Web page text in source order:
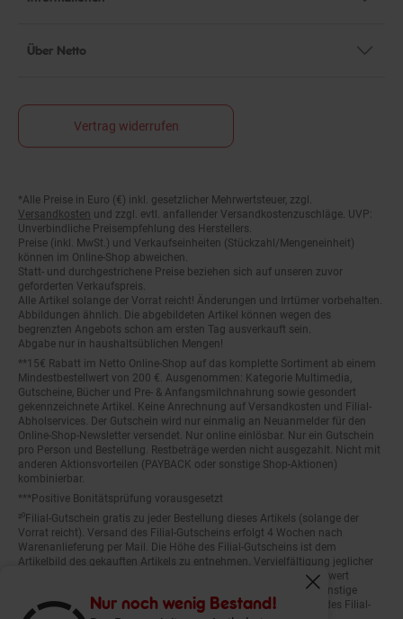
Nur noch wenig Bestand!
Fenster
Über Netto
Vertrag widerrufen
Fußnoten
*Alle Preise in Euro (€) inkl. gesetzlicher Mehrwertsteuer, zzgl.
Versandkostenund zzgl. evtl. anfallender Versandkostenzuschläge. UVP:
Unverbindliche Preisempfehlung des Herstellers.
Preise (inkl. MwSt.) und Verkaufseinheiten (Stückzahl/Mengeneinheit)
können im Online-Shop abweichen.
Statt- und durchgestrichene Preise beziehen sich auf unseren zuvor
geforderten Verkaufspreis.
Alle Artikel solange der Vorrat reicht! Änderungen und Irrtümer vorbehalten.
Abbildungen ähnlich. Die abgebildeten Artikel können wegen des
begrenzten Angebots schon am ersten Tag ausverkauft sein.
Abgabe nur in haushaltsüblichen Mengen!
**15€ Rabatt im Netto Online-Shop auf das komplette Sortiment ab einem
Mindestbestellwert von 200 €. Ausgenommen: Kategorie Multimedia,
Gutscheine, Bücher und Pre- & Anfangsmilchnahrung sowie gesondert
gekennzeichnete Artikel. Keine Anrechnung auf Versandkosten und Filial-
Abholservices. Der Gutschein wird nur einmalig an Neuanmelder für den
Online-Shop-Newsletter versendet. Nur online einlösbar. Nur ein Gutschein
pro Person und Bestellung. Restbeträge werden nicht ausgezahlt. Nicht mit
anderen Aktionsvorteilen (PAYBACK oder sonstige Shop-Aktionen)
kombinierbar.
***Positive Bonitätsprüfung vorausgesetzt
²⁰Filial-Gutschein gratis zu jeder Bestellung dieses Artikels (solange der
Vorrat reicht). Versand des Filial-Gutscheins erfolgt 4 Wochen nach
Warenanlieferung per Mail. Die Höhe des Filial-Gutscheins ist dem
Artikelbild des gekauften Artikels zu entnehmen. Vervielfältigung jeglicher
Art nicht gestattet. Der Filial-Gutschein ist ohne Mindesteinkaufswert
einlösbar. Nicht mit anderen Aktionsvorteilen (PAYBACK oder sonstige
Shop-Aktionen) kombinierbar. Der jeweilige Gültigkeitszeitraum des Filial-
Gutscheins ist darauf vermerkt.